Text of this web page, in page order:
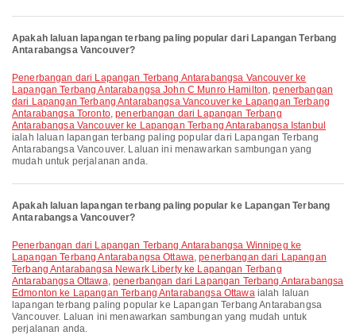
Apakah laluan lapangan terbang paling popular dari Lapangan Terbang
Antarabangsa Vancouver?
penerbangan dari Lapangan Terbang Antarabangsa Vancouver ke
Lapangan Terbang Antarabangsa John C Munro Hamilton,penerbangan
dari Lapangan Terbang Antarabangsa Vancouver ke Lapangan Terbang
Antarabangsa Toronto,penerbangan dari Lapangan Terbang
Antarabangsa Vancouver ke Lapangan Terbang Antarabangsa Istanbul
ialah laluan lapangan terbang paling popular dari Lapangan Terbang
Antarabangsa Vancouver. Laluan ini menawarkan sambungan yang
mudah untuk perjalanan anda.
Apakah laluan lapangan terbang paling popular ke Lapangan Terbang
Antarabangsa Vancouver?
penerbangan dari Lapangan Terbang Antarabangsa Winnipeg ke
Lapangan Terbang Antarabangsa Ottawa,penerbangan dari Lapangan
Terbang Antarabangsa Newark Liberty ke Lapangan Terbang
Antarabangsa Ottawa, penerbangan dari Lapangan Terbang Antarabangsa
Edmonton ke Lapangan Terbang Antarabangsa Ottawaialah laluan
lapangan terbang paling popular ke Lapangan Terbang Antarabangsa
Vancouver. Laluan ini menawarkan sambungan yang mudah untuk
perjalanan anda.